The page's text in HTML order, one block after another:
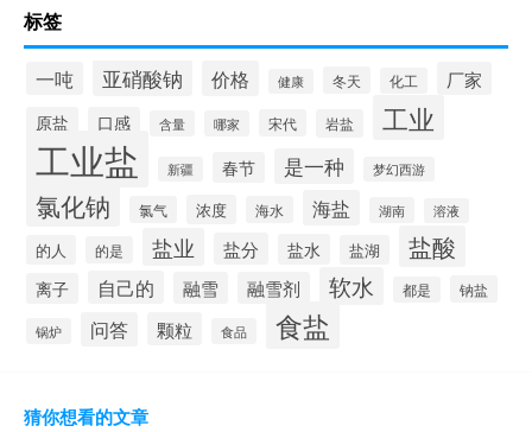
标签
一吨 亚硝酸钠 价格 健康 冬天 化工 厂家
原盐 口感 含量 哪家 宋代 岩盐 工业
工业盐 新疆 春节 是一种 梦幻西游
氯化钠 氯气 浓度 海水 海盐 湖南 溶液
的人 的是 盐业 盐分 盐水 盐湖 盐酸
离子 自己的 融雪 融雪剂 软水 都是 钠盐
锅炉 问答 颗粒 食品 食盐
猜你想看的文章